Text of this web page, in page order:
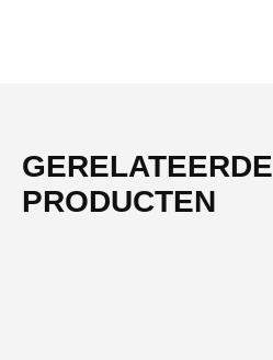
GERELATEERDE
PRODUCTEN